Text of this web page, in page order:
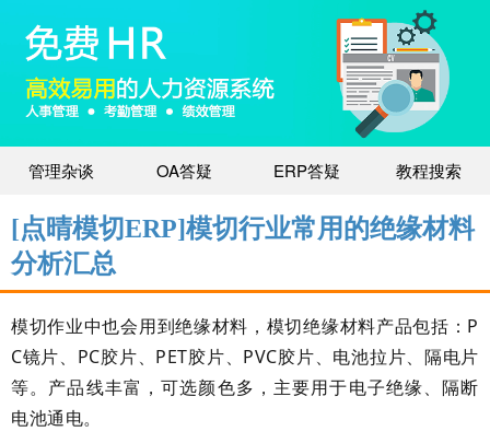
管理杂谈 OA答疑 ERP答疑 教程搜索
[点晴模切ERP]模切行业常用的绝缘材料
分析汇总
模切作业中也会用到绝缘材料，模切绝缘材料产品包括：P
C镜片、PC胶片、PET胶片、PVC胶片、电池拉片、隔电片
等。产品线丰富，可选颜色多，主要用于电子绝缘、隔断
电池通电。